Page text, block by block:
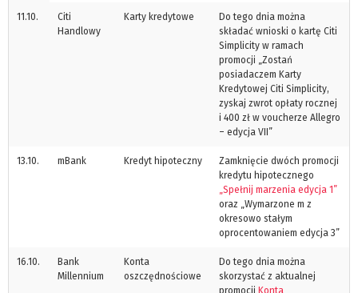
11.10.
Citi
Handlowy
Karty kredytowe
Do tego dnia można
składać wnioski o kartę Citi
Simplicity w ramach
promocji „Zostań
posiadaczem Karty
Kredytowej Citi Simplicity,
zyskaj zwrot opłaty rocznej
i 400 zł w voucherze Allegro
– edycja VII”
13.10. mBank Kredyt hipoteczny
Zamknięcie dwóch promocji
kredytu hipotecznego
„Spełnij marzenia edycja 1”
oraz „Wymarzone m z
okresowo stałym
oprocentowaniem edycja 3”
16.10.
Bank
Millennium
Konta
oszczędnościowe
Do tego dnia można
skorzystać z aktualnej
promocji Konta